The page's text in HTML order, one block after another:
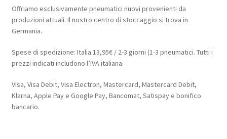
Offriamo esclusivamente pneumatici nuovi provenienti da
produzioni attuali. Il nostro centro di stoccaggio si trova in
Germania.
Spese di spedizione: Italia 13,95€ / 2-3 giorni (1-3 pneumatici. Tutti i
prezzi indicati includono l’IVA italiana.
Visa, Visa Debit, Visa Electron, Mastercard, Mastercard Debit,
Klarna, Apple Pay e Google Pay, Bancomat, Satispay e bonifico
bancario.